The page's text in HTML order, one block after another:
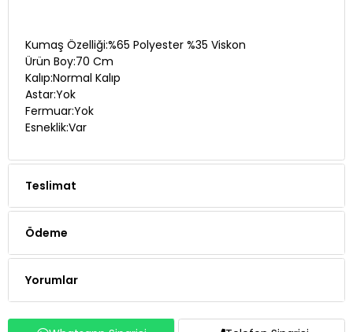
Kumaş Özelliği:%65 Polyester %35 Viskon
Ürün Boy:70 Cm
Kalıp:Normal Kalıp
Astar:Yok
Fermuar:Yok
Esneklik:Var
Teslimat
Ödeme
Yorumlar